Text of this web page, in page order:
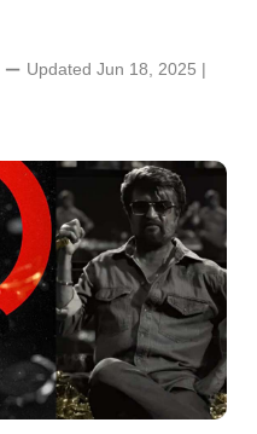
⚊ Updated Jun 18, 2025 |